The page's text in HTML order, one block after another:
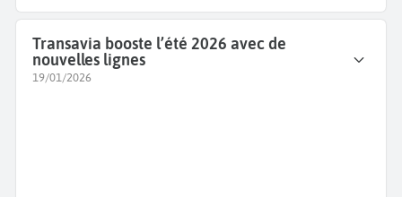
Transavia booste l’été 2026 avec de
nouvelles lignes
19/01/2026